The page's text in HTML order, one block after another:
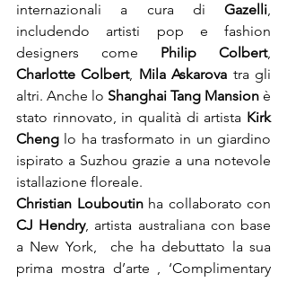
internazionali a cura di Gazelli,
includendo artisti pop e fashion
designers come Philip Colbert
Charlotte Colbert, Mila Askarova tra gli
altri. Anche lo Shanghai Tang Mansion è
stato rinnovato, in qualità di artista Kirk
Cheng lo ha trasformato in un giardino
ispirato a Suzhou grazie a una notevole
istallazione floreale.
Christian Louboutin
CJ Hendry, artista australiana con base
a New York,  che ha debuttato la sua
prima mostra d’arte , ‘Complimentary